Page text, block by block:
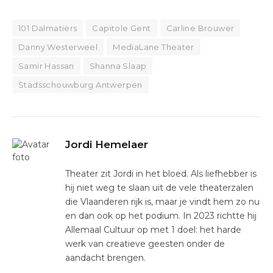
101 Dalmatiërs Capitole Gent
Carline Brouwer
Danny Westerweel
MediaLane Theater
Samir Hassan
Shanna Slaap
Stadsschouwburg Antwerpen
Jordi Hemelaer
Theater zit Jordi in het bloed. Als liefhebber is
hij niet weg te slaan uit de vele theaterzalen
die Vlaanderen rijk is, maar je vindt hem zo nu
en dan ook op het podium. In 2023 richtte hij
Allemaal Cultuur op met 1 doel: het harde
werk van creatieve geesten onder de
aandacht brengen.